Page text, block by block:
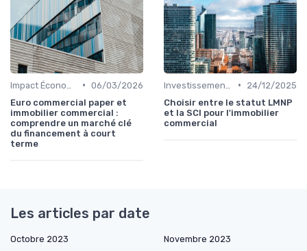
• 06/03/2026
Euro commercial paper et
immobilier commercial :
comprendre un marché clé
du financement à court
terme
•
24/12/2025
Choisir entre le statut LMNP
et la SCI pour l'immobilier
commercial
Les articles par date
Octobre 2023
Novembre 2023